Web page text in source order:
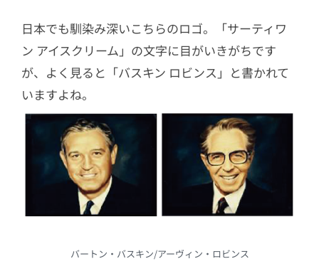
3これであなたもサーティワンマスタ
ー！
日本でも馴染み深いこちらのロゴ。「サーティワ
ン アイスクリーム」の文字に目がいきがちです
が、よく見ると「バスキン ロビンス」と書かれて
いますよね。
バートン・バスキン/アーヴィン・ロビンス